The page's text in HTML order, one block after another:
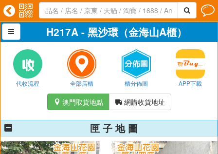
   
 H217A - 黑沙環（金海山A櫃）
代收流程 全部店櫃 櫃分佈圖 APP下載
 澳門取貨地點 網購收貨地址
匣 子 地 圖